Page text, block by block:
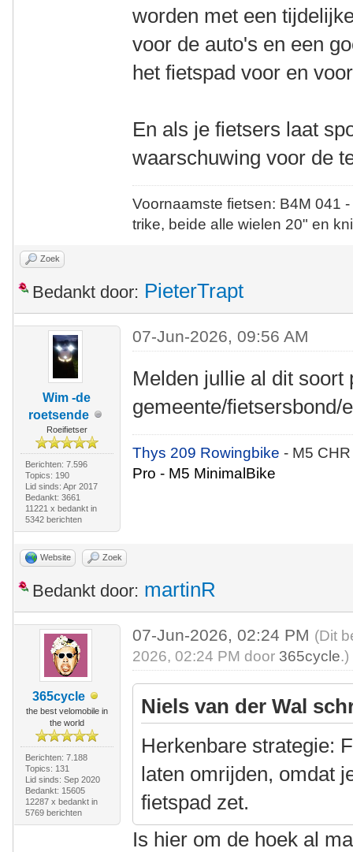
worden met een
voor de auto's en een
het fietspad voor en
En als je fietsers laat
waarschuwing voor de
Voornaamste fietsen: B4M
trike, beide alle wielen 20" en
Zoek
Bedankt door: PieterTrapt
Wim -de
roetsende
Roeifietser
Berichten: 7.596
Topics: 190
Lid sinds: Apr 2017
Bedankt: 3661
11221 x bedankt in
5342 berichten
07-Jun-2026, 09:56 AM
Melden jullie al dit soort
gemeente/fietsersbond/
Thys 209 Rowingbike- M5
Pro - M5 MinimalBike
Website Zoek
Bedankt door: martinR
365cycle
the best velomobile in
the world
Berichten: 7.188
Topics: 131
Lid sinds: Sep 2020
Bedankt: 15605
12287 x bedankt in
5769 berichten
07-Jun-2026, 02:24 PM (Dit
2026, 02:24 PM door 365cycle.)
Niels van der Wal
Herkenbare strategie:
laten omrijden, omdat
fietspad zet.
Is hier om de hoek al